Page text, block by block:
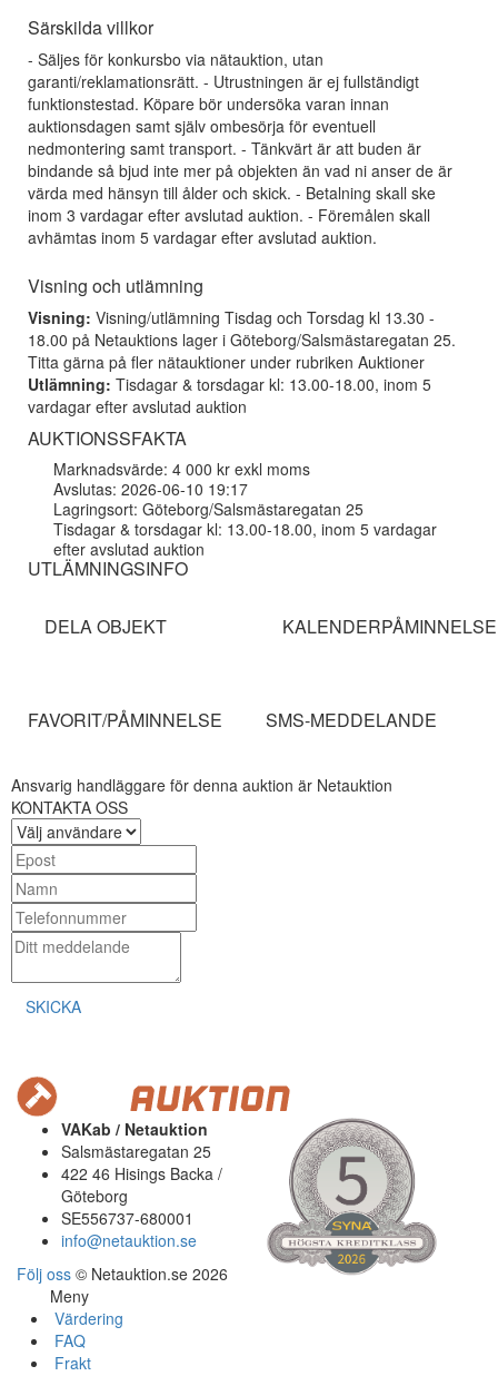
Särskilda villkor
- Säljes för konkursbo via nätauktion, utan
garanti/reklamationsrätt. - Utrustningen är ej fullständigt
funktionstestad. Köpare bör undersöka varan innan
auktionsdagen samt själv ombesörja för eventuell
nedmontering samt transport. - Tänkvärt är att buden är
bindande så bjud inte mer på objekten än vad ni anser de är
värda med hänsyn till ålder och skick. - Betalning skall ske
inom 3 vardagar efter avslutad auktion. - Föremålen skall
avhämtas inom 5 vardagar efter avslutad auktion.
Visning och utlämning
Visning: Visning/utlämning Tisdag och Torsdag kl 13.30 -
18.00 på Netauktions lager i Göteborg/Salsmästaregatan 25.
Titta gärna på fler nätauktioner under rubriken Auktioner
Utlämning: Tisdagar & torsdagar kl: 13.00-18.00, inom 5
vardagar efter avslutad auktion
AUKTIONSSFAKTA
Marknadsvärde: 4 000 kr exkl moms
Avslutas: 2026-06-10 19:17
Lagringsort: Göteborg/Salsmästaregatan 25
Tisdagar & torsdagar kl: 13.00-18.00, inom 5 vardagar
efter avslutad auktion
UTLÄMNINGSINFO
DELA OBJEKT KALENDERPÅMINNELSE
FAVORIT/PÅMINNELSE SMS-MEDDELANDE
Ansvarig handläggare för denna auktion är Netauktion
KONTAKTA OSS
SKICKA
VAKab / Netauktion
Salsmästaregatan 25
422 46 Hisings Backa /
Göteborg
SE556737-680001
info@netauktion.se
Följ oss © Netauktion.se 2026
Meny
Värdering
FAQ
Frakt